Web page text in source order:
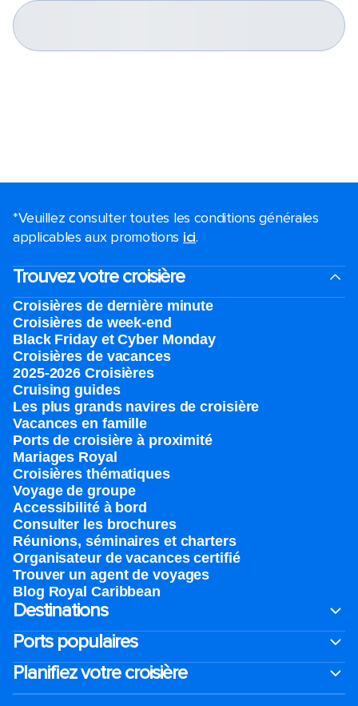
*Veuillez consulter toutes les conditions générales
applicables aux promotions ici.
Trouvez votre croisière
Croisières de dernière minute
Croisières de week-end
Black Friday et Cyber Monday
Croisières de vacances
2025-2026 Croisières
Cruising guides
Les plus grands navires de croisière
Vacances en famille
Ports de croisière à proximité
Mariages Royal
Croisières thématiques
Voyage de groupe​
Accessibilité à bord​
Consulter les brochures
Réunions, séminaires et charters
Organisateur de vacances certifié
Trouver un agent de voyages
Blog Royal Caribbean
Destinations
Ports populaires
Planifiez votre croisière